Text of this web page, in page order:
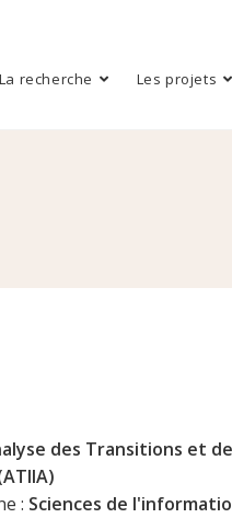
La recherche Les projets
des Transitions et
: Sciences de